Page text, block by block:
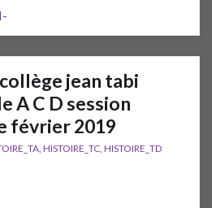
jean tabi
A C D session
février 2019
HISTOIRE_TC HISTOIRE_TD